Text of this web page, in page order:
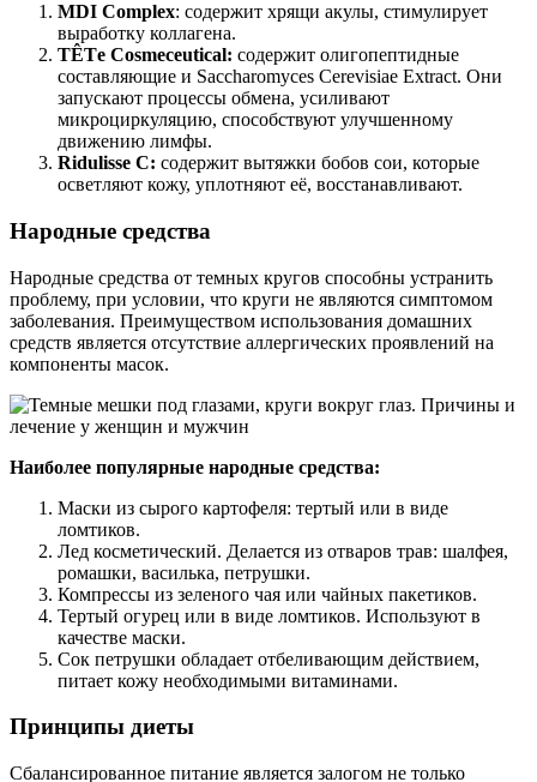
MDI Complex: содержит хрящи акулы, стимулирует
выработку коллагена.
TÊTе Cosmeceutical: содержит олигопептидные
составляющие и Saccharomyces Cerevisiae Extract. Они
запускают процессы обмена, усиливают
микроциркуляцию, способствуют улучшенному
движению лимфы.
Ridulisse С: содержит вытяжки бобов сои, которые
осветляют кожу, уплотняют её, восстанавливают.
Народные средства
Народные средства от темных кругов способны устранить
проблему, при условии, что круги не являются симптомом
заболевания. Преимуществом использования домашних
средств является отсутствие аллергических проявлений на
компоненты масок.
Наиболее популярные народные средства:
Маски из сырого картофеля: тертый или в виде
ломтиков.
Лед косметический. Делается из отваров трав: шалфея,
ромашки, василька, петрушки.
Компрессы из зеленого чая или чайных пакетиков.
Тертый огурец или в виде ломтиков. Используют в
качестве маски.
Сок петрушки обладает отбеливающим действием,
питает кожу необходимыми витаминами.
Принципы диеты
Сбалансированное питание является залогом не только